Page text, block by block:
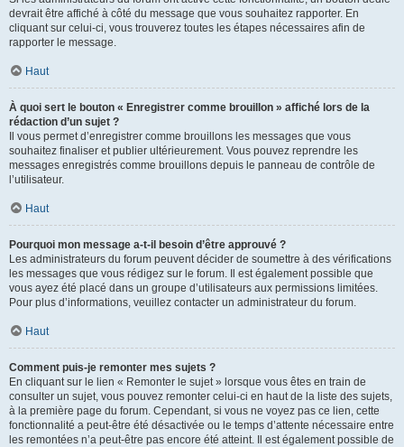
devrait être affiché à côté du message que vous souhaitez rapporter. En
cliquant sur celui-ci, vous trouverez toutes les étapes nécessaires afin de
rapporter le message.
Haut
À quoi sert le bouton « Enregistrer comme brouillon » affiché lors de la
rédaction d’un sujet ?
Il vous permet d’enregistrer comme brouillons les messages que vous
souhaitez finaliser et publier ultérieurement. Vous pouvez reprendre les
messages enregistrés comme brouillons depuis le panneau de contrôle de
l’utilisateur.
Haut
Pourquoi mon message a-t-il besoin d’être approuvé ?
Les administrateurs du forum peuvent décider de soumettre à des vérifications
les messages que vous rédigez sur le forum. Il est également possible que
vous ayez été placé dans un groupe d’utilisateurs aux permissions limitées.
Pour plus d’informations, veuillez contacter un administrateur du forum.
Haut
Comment puis-je remonter mes sujets ?
En cliquant sur le lien « Remonter le sujet » lorsque vous êtes en train de
consulter un sujet, vous pouvez remonter celui-ci en haut de la liste des sujets,
à la première page du forum. Cependant, si vous ne voyez pas ce lien, cette
fonctionnalité a peut-être été désactivée ou le temps d’attente nécessaire entre
les remontées n’a peut-être pas encore été atteint. Il est également possible de